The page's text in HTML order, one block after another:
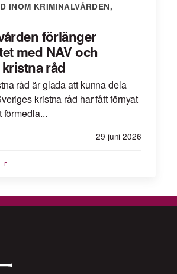
INOM KRIMINALVÅRDEN,
förlänger
med NAV och
råd
29 juni 2026
råd är glada att kunna dela
kristna råd har fått förnyat
förmedla...